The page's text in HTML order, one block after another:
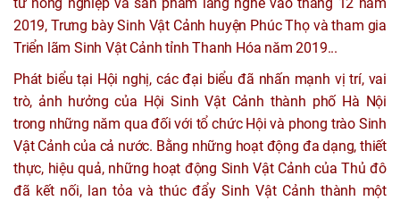
2019, Trưng bày Sinh Vật Cảnh huyện Phúc Thọ và tham gia
Triển lãm Sinh Vật Cảnh tỉnh Thanh Hóa năm 2019...
Phát biểu tại Hội nghị, các đại biểu đã nhấn mạnh vị trí, vai
trò, ảnh hưởng của Hội Sinh Vật Cảnh thành phố Hà Nội
trong những năm qua đối với tổ chức Hội và phong trào Sinh
Vật Cảnh của cả nước. Bằng những hoạt động đa dạng, thiết
thực, hiệu quả, những hoạt động Sinh Vật Cảnh của Thủ đô
đã kết nối, lan tỏa và thúc đẩy Sinh Vật Cảnh thành một